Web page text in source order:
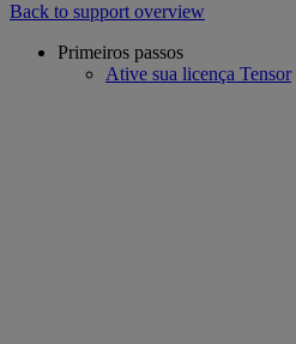
Back to support overview
Primeiros passos
Ative sua licença Tensor